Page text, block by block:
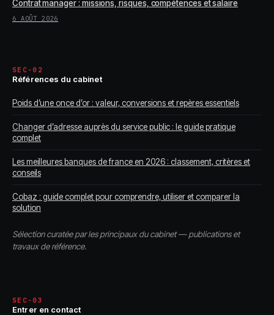
Contrat manager : missions, risques, compétences et salaire
6 AOÛT 2026
SEC-02
Références du cabinet
Poids d’une once d’or : valeur, conversions et repères essentiels
Changer d’adresse auprès du service public : le guide pratique
complet
Les meilleures banques de france en 2026 : classement, critères et
conseils
Cobaz : guide complet pour comprendre, utiliser et comparer la
solution
Sélection curatée par les principaux du cabinet — publications et
travaux de référence.
SEC-03
Entrer en contact